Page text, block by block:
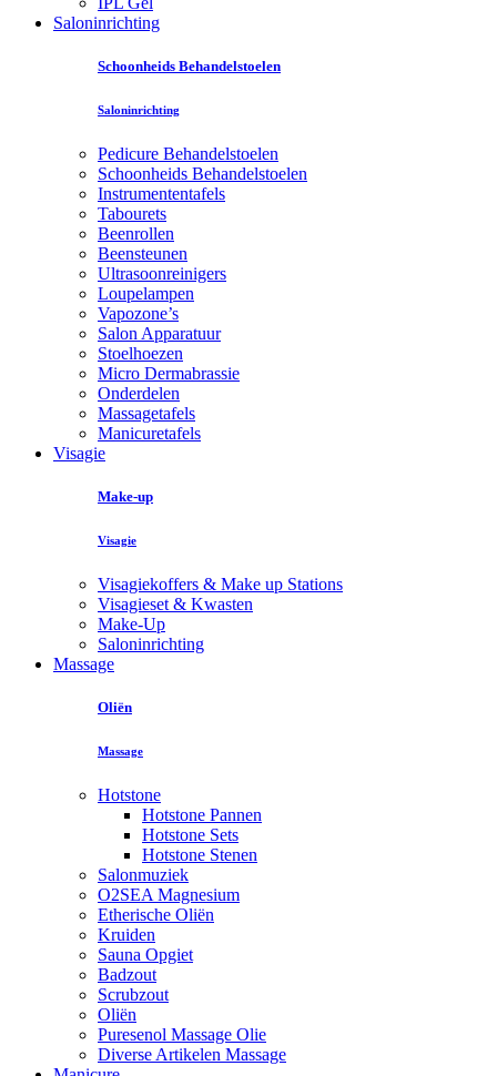
Saloninrichting
Schoonheids Behandelstoelen
Saloninrichting
Pedicure Behandelstoelen
Schoonheids Behandelstoelen
Instrumententafels
Tabourets
Beenrollen
Beensteunen
Ultrasoonreinigers
Loupelampen
Vapozone’s
Salon Apparatuur
Stoelhoezen
Micro Dermabrassie
Onderdelen
Massagetafels
Manicuretafels
Visagie
Make-up
Visagie
Visagiekoffers & Make up Stations
Visagieset & Kwasten
Make-Up
Saloninrichting
Massage
Oliën
Massage
Hotstone
Hotstone Pannen
Hotstone Sets
Hotstone Stenen
Salonmuziek
O2SEA Magnesium
Etherische Oliën
Kruiden
Sauna Opgiet
Badzout
Scrubzout
Oliën
Puresenol Massage Olie
Diverse Artikelen Massage